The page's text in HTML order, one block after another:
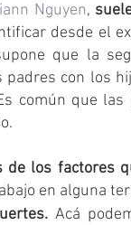
Nguyen,
desde el
que la
con los
común que
de los factores
en alguna
Acá